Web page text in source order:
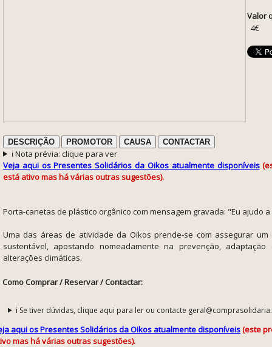
Valor
4€
DESCRIÇÃO PROMOTOR CAUSA CONTACTAR
ℹ️ Nota prévia: clique para ver
Veja aqui os Presentes Solidários da Oikos atualmente disponíveis
está ativo mas há várias outras sugestões).
Porta-canetas de plástico orgânico com mensagem gravada: "Eu ajudo
Uma das áreas de atividade da Oikos prende-se com assegurar um
sustentável , apostando nomeadamente na prevenção,
alterações climáticas.
Como Comprar / Reservar / Contactar:
ℹ️ Se tiver dúvidas, clique aqui para ler ou contacte
aqui os Presentes Solidários da Oikos atualmente disponíveis(este
mas há várias outras sugestões).